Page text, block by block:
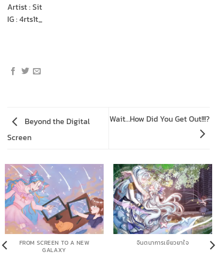
Artist : Sit
IG : 4rts1t_
Beyond the Digital
Screen
Wait…How Did You Get Out!!!?
FROM SCREEN TO A NEW
GALAXY
จินตนาการเยียวยาใจ